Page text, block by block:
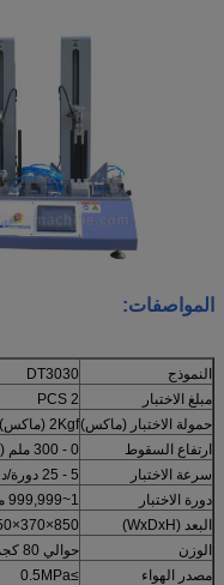
المواصفات:
النموذج
DT3030
مبلغ الاختبار
2 PCS
حمولة الاختبار (ماكس)2Kgf (ماكس)
ارتفاع السقوط
0 - 300 ملم (أو محدد)
سرعة الاختبار
5 - 25 دورة/دقيقة
دورة الاختبار
1~999,999 مرة (دورة)
البعد (WxDxH)
850×370×850ملم
الوزن
حوالي 80 كجم
مصدر الهواء
≥0.5MPa